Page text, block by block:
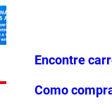
Favoritos Menu
Encontre
Como